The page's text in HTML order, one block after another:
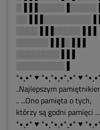
░░░░▐▐▐░░░░░▐▐▐
░░░░░░▐▐▐░▐▐▐
░░░░░░░░▐▐▐
░░░░░░░░░▐
*•¸•* ♥ *•¸*•¸•*¸•* ♥
..Najlepszym
.. ...Ono pamięta o tych,
którzy są godni
*•¸•* ♥ *•¸*•¸•*¸•* ♥